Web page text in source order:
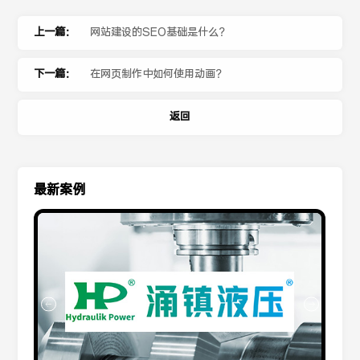
上一篇： 网站建设的SEO基础是什么？
下一篇： 在网页制作中如何使用动画？
返回
最新案例